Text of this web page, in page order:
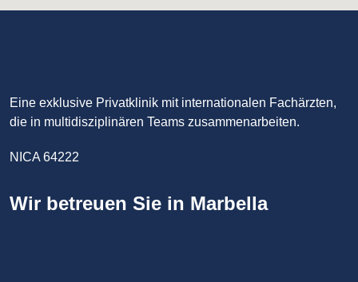
Eine exklusive Privatklinik mit internationalen Fachärzten,
die in multidisziplinären Teams zusammenarbeiten.
NICA 64222
Wir betreuen Sie in Marbella